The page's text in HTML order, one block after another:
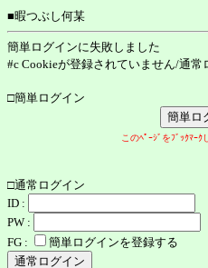
■暇つぶし何某
簡単ログインに失敗しました
#c Cookieが登録されていません/通
□簡単ログイン
このﾍﾟｰｼﾞをﾌﾞｯｸﾏｰ
□通常ログイン
ID :
PW :
FG :
簡単ログインを登録する